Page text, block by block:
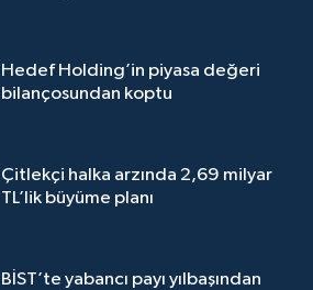
Hedef Holding’in piyasa değeri
bilançosundan koptu
Çitlekçi halka arzında 2,69 milyar
TL’lik büyüme planı
BİST’te yabancı payı yılbaşından